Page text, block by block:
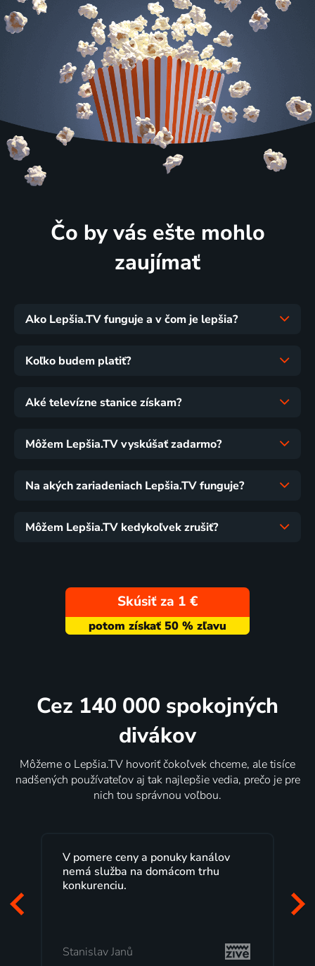
Čo by vás ešte mohlo
zaujímať
Ako Lepšia.TV funguje a v čom je lepšia?
Koľko budem platiť?
Aké televízne stanice získam?
Môžem Lepšia.TV vyskúšať zadarmo?
Na akých zariadeniach Lepšia.TV funguje?
Môžem Lepšia.TV kedykoľvek zrušiť?
Skúsiť za 1 €
Cez 140 000 spokojných
divákov
Môžeme o Lepšia.TV hovoriť čokoľvek chceme, ale tisíce
nadšených používateľov aj tak najlepšie vedia, prečo je pre
nich tou správnou voľbou.
V pomere ceny a ponuky kanálov
nemá služba na domácom trhu
konkurenciu.
Stanislav Janů